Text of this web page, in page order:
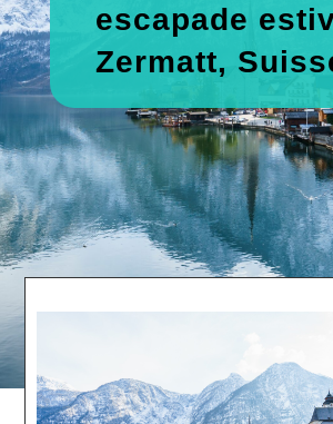
escapade
Zermatt,